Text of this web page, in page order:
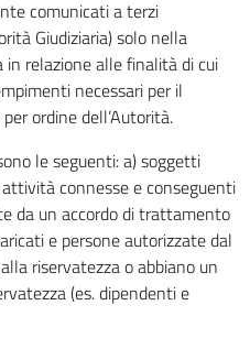
comunicati a terzi
Giudiziaria) solo nella
relazione alle finalità di cui
necessari per il
ordine dell’Autorità.
le seguenti: a) soggetti
attività connesse e conseguenti
da un accordo di trattamento
e persone autorizzate dal
riservatezza o abbiano un
(es. dipendenti e